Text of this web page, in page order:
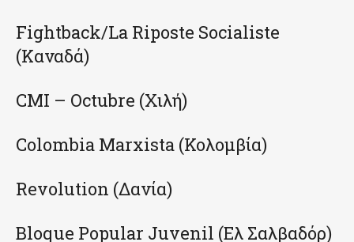
Fightback/La Riposte Socialiste
(Καναδά)
CMI – Octubre (Χιλή)
Colombia Marxista (Κολομβία)
Revolution (Δανία)
Bloque Popular Juvenil (Ελ Σαλβαδόρ)